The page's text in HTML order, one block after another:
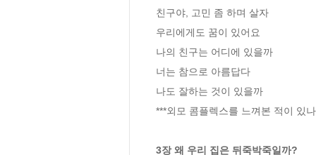
친구야, 고민 좀 하며 살자
우리에게도 꿈이 있어요
나의 친구는 어디에 있을까
너는 참으로 아름답다
나도 잘하는 것이 있을까
***외모 콤플렉스를 느껴본 적이 있
3장 왜 우리 집은 뒤죽박죽일까?